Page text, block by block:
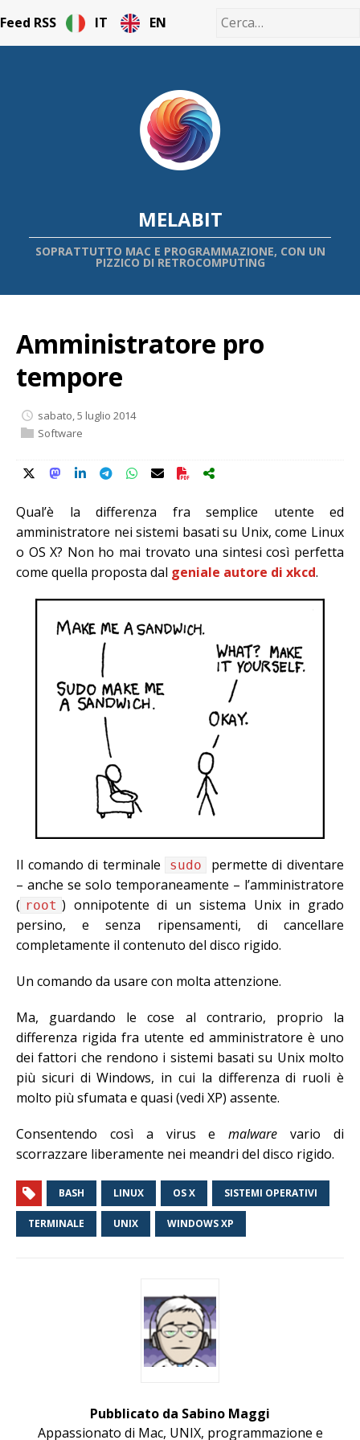
Feed RSS IT EN
MELABIT
SOPRATTUTTO MAC E PROGRAMMAZIONE, CON UN
PIZZICO DI RETROCOMPUTING
Amministratore pro
tempore
sabato, 5 luglio 2014
Software
Qual’è la differenza fra semplice utente ed
amministratore nei sistemi basati su Unix, come Linux
o OS X? Non ho mai trovato una sintesi così perfetta
come quella proposta dal geniale autore di xkcd.
Il comando di terminale sudo
permette di diventare
– anche se solo temporaneamente – l’amministratore
( root ) onnipotente di un sistema Unix in grado
persino, e senza ripensamenti, di cancellare
completamente il contenuto del disco rigido.
Un comando da usare con molta attenzione.
Ma, guardando le cose al contrario, proprio la
differenza rigida fra utente ed amministratore è uno
dei fattori che rendono i sistemi basati su Unix molto
più sicuri di Windows, in cui la differenza di ruoli è
molto più sfumata e quasi (vedi XP) assente.
Consentendo così a virus emalware vario di
scorrazzare liberamente nei meandri del disco rigido.
BASH LINUX OS X SISTEMI OPERATIVI
TERMINALE UNIX WINDOWS XP
Pubblicato da Sabino Maggi
Appassionato di Mac, UNIX, programmazione e